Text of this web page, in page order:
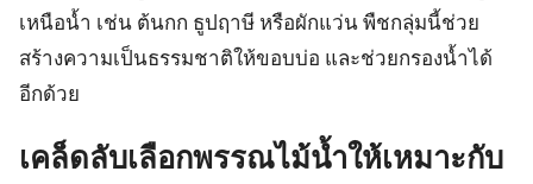
เหนือน้ำ เช่น ต้นกก ธูปฤาษี หรือผักแว่น พืชกลุ่มนี้ช่วย
สร้างความเป็นธรรมชาติให้ขอบบ่อ และช่วยกรองน้ำได้
อีกด้วย
เคล็ดลับเลือกพรรณไม้น้ำให้เหมาะกับ